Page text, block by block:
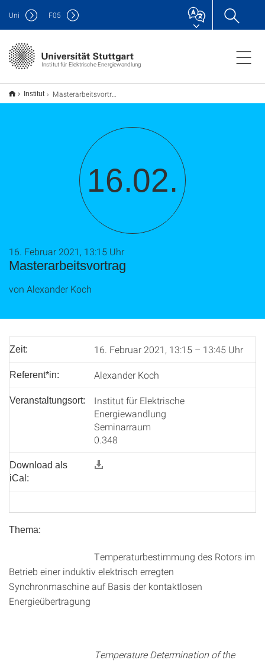
Institut für Elektrische Energiewandlung
Uni F05
Institut Masterarbeitsvortrag
16.02.
Masterarbeitsvortrag
16. Februar 2021, 13:15 Uhr
von Alexander Koch
Zeit: 16. Februar 2021, 13:15 – 13:45 Uhr
Referent*in: Alexander Koch
Veranstaltungsort:
Institut für Elektrische
Energiewandlung
Seminarraum
0.348
Download als
iCal:
Thema:
Temperaturbestimmung des Rotors im
Betrieb einer induktiv elektrisch erregten
Synchronmaschine auf Basis der kontaktlosen
Energieübertragung
Temperature Determination of the